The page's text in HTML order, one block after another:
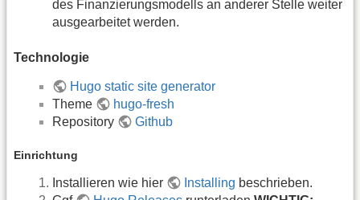
des Finanzierungsmodells an anderer Stelle weiter
ausgearbeitet werden.
Technologie
Hugo static site generator
Theme
hugo-fresh
Repository
Github
Einrichtung
Installieren wie hier Installing beschrieben.